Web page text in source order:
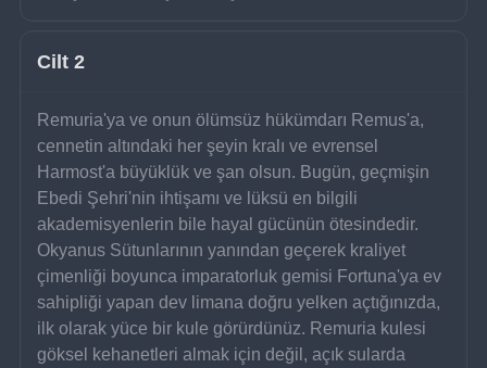
Cilt 2
Remuria'ya ve onun ölümsüz hükümdarı Remus'a,
cennetin altındaki her şeyin kralı ve evrensel
Harmost'a büyüklük ve şan olsun. Bugün, geçmişin
Ebedi Şehri'nin ihtişamı ve lüksü en bilgili
akademisyenlerin bile hayal gücünün ötesindedir.
Okyanus Sütunlarının yanından geçerek kraliyet
çimenliği boyunca imparatorluk gemisi Fortuna'ya ev
sahipliği yapan dev limana doğru yelken açtığınızda,
ilk olarak yüce bir kule görürdünüz. Remuria kulesi
göksel kehanetleri almak için değil, açık sularda